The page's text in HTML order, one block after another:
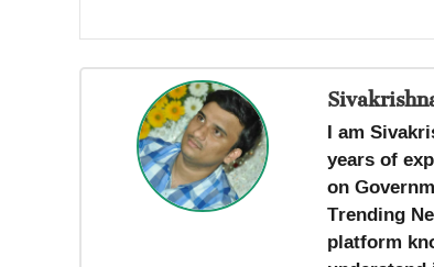
I am
years of
on
Trending
platform